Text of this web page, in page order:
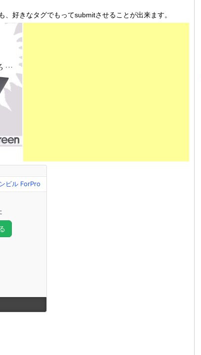
、好きなタグでもってsubmitさせることが出来ます。